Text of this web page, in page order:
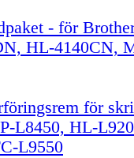
- för
HL-4140CN,
för
L8450, HL-
L9550